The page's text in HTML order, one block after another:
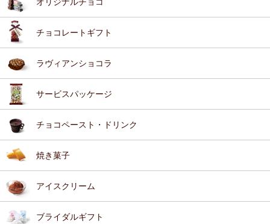
チョコレートギフト
ラヴィアンショコラ
サービスパッケージ
チョコペースト・ドリンク
焼き菓子
アイスクリーム
ブライダルギフト